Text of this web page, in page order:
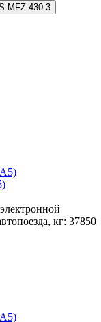
MFZ 430 3
кг: 37850